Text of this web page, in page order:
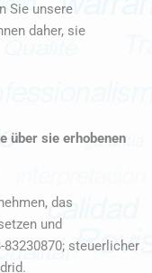
Sie unsere
daher, sie
über sie erhobenen
das
und
steuerlicher